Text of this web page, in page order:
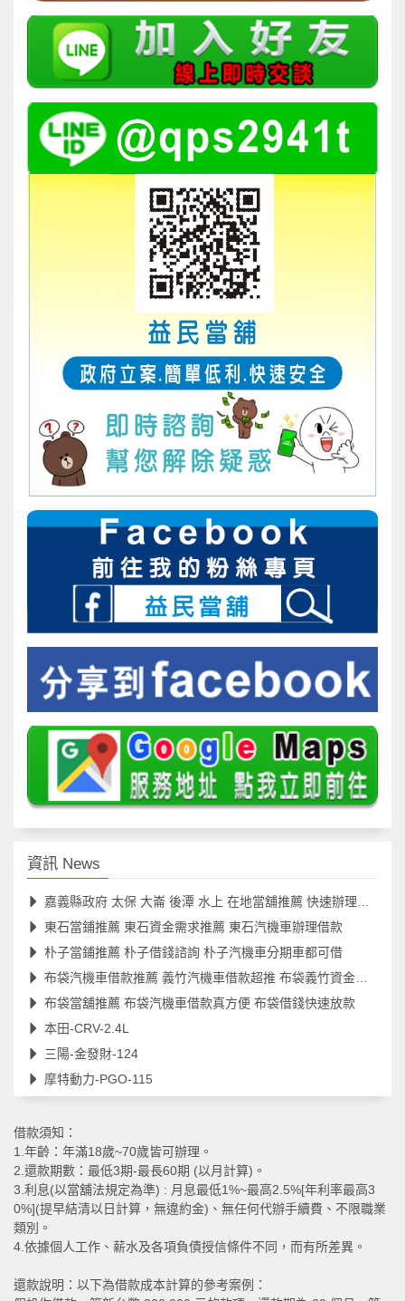
資訊 News
嘉義縣政府 太保 大崙 後潭 水上 在地當舖推薦 快速辦理立即放款
東石當鋪推薦 東石資金需求推薦 東石汽機車辦理借款
朴子當鋪推薦 朴子借錢諮詢 朴子汽機車分期車都可借
布袋汽機車借款推薦 義竹汽機車借款超推 布袋義竹資金借款
布袋當舖推薦 布袋汽機車借款真方便 布袋借錢快速放款
本田-CRV-2.4L
三陽-金發財-124
摩特動力-PGO-115
借款須知：
1.年齡：年滿18歲~70歲皆可辦理。
2.還款期數：最低3期-最長60期 (以月計算)。
3.利息(以當舖法規定為準) : 月息最低1%~最高2.5%[年利率最高3
0%](提早結清以日計算，無違約金)、無任何代辦手續費、不限職業
類別。
4.依據個人工作、薪水及各項負債授信條件不同，而有所差異。
還款說明：以下為借款成本計算的參考案例：